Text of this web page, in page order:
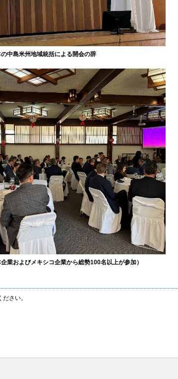
中島米州地域統括による開会の辞
業およびメキシコ企業から総勢100名以上が参加）
さい。